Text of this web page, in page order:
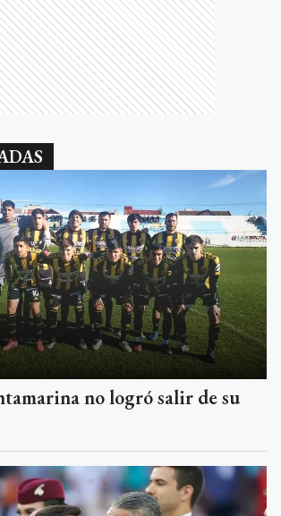
no logró salir de su